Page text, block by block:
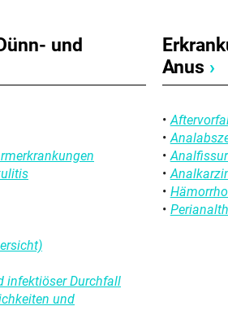
und
infektiöser Durchfall
und
Anus ›